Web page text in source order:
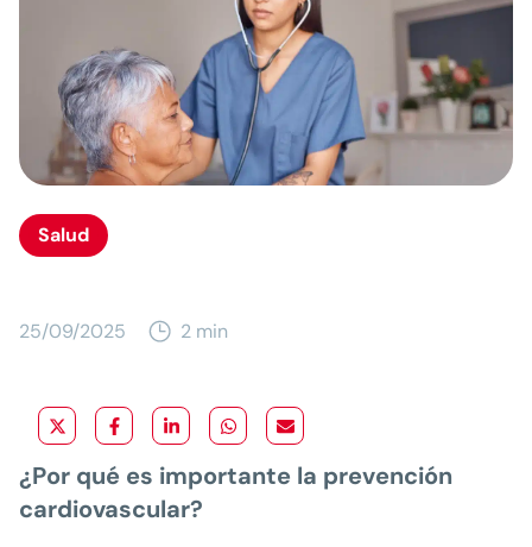
Salud
25/09/2025 2 min
¿Por qué es importante la prevención
cardiovascular?